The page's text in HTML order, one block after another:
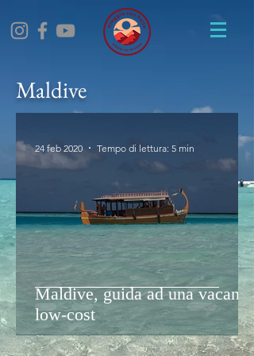
Maldive
Maldive, guida ad una vacanza
low-cost
24 feb 2020 Tempo di lettura: 5 min